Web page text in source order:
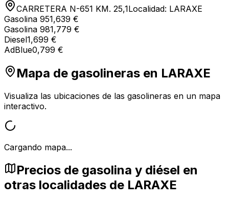
CARRETERA N-651 KM. 25,1Localidad: LARAXE
Gasolina 951,639 €
Gasolina 981,779 €
Diesel1,699 €
AdBlue0,799 €
Mapa de gasolineras en LARAXE
Visualiza las ubicaciones de las gasolineras en un mapa
interactivo.
Cargando mapa...
Precios de gasolina y diésel en
otras localidades de LARAXE